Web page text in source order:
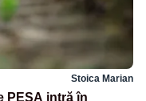
Stoica Marian
PESA intră în